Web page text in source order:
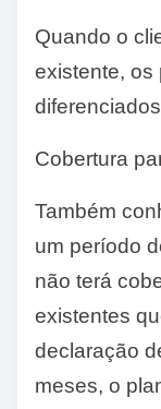
Quando o
existente, os
Cobertura
Também
um período
não terá
existentes
declaração
meses, o